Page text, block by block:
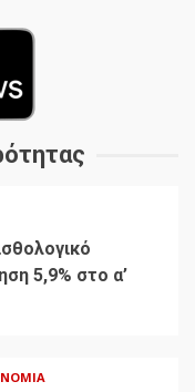
5,9% στο α’